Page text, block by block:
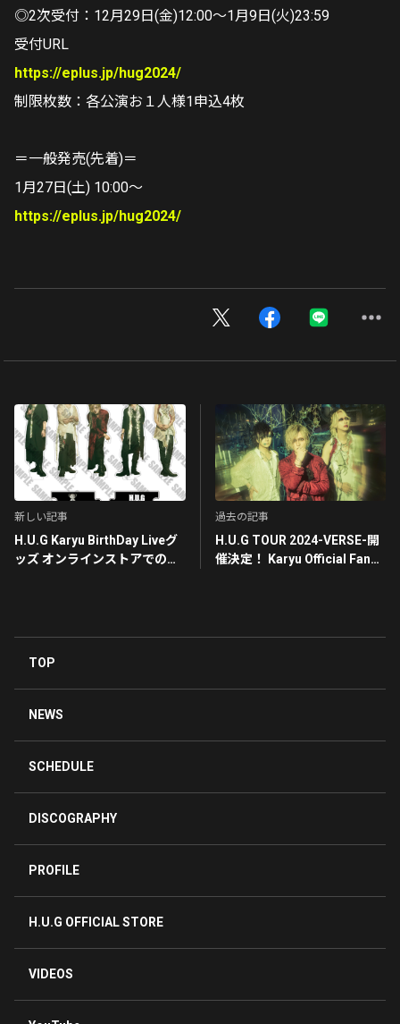
◎2次受付：12月29日(金)12:00～1月9日(火)23:59
受付URL
https://eplus.jp/hug2024/
制限枚数：各公演お１人様1申込4枚
＝一般発売(先着)＝
1月27日(土) 10:00〜
https://eplus.jp/hug2024/
新しい記事
H.U.G Karyu BirthDay Liveグ
ッズ オンラインストアでの販
過去の記事
H.U.G TOUR 2024-VERSE-開
催決定！ Karyu Official Fan
TOP
NEWS
SCHEDULE
DISCOGRAPHY
PROFILE
H.U.G OFFICIAL STORE
VIDEOS